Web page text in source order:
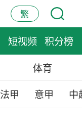
繁
短视频 积分榜
体育
法甲 意甲 中